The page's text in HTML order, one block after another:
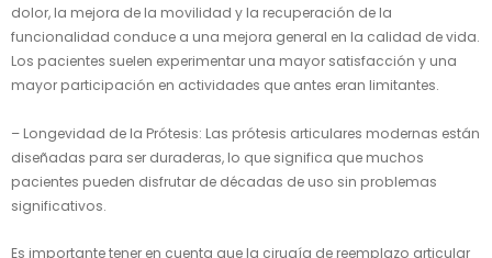
dolor, la mejora de la movilidad y la recuperación de la
funcionalidad conduce a una mejora general en la calidad de vida.
Los pacientes suelen experimentar una mayor satisfacción y una
mayor participación en actividades que antes eran limitantes.
– Longevidad de la Prótesis: Las prótesis articulares modernas están
diseñadas para ser duraderas, lo que significa que muchos
pacientes pueden disfrutar de décadas de uso sin problemas
significativos.
Es importante tener en cuenta que la cirugía de reemplazo articular